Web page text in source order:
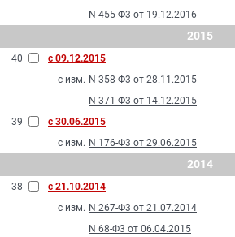
N 455-Ф3 от 19.12.2016
2015
40
с 09.12.2015
с изм. N 358-Ф3 от 28.11.2015
N 371-Ф3 от 14.12.2015
39
с 30.06.2015
с изм. N 176-Ф3 от 29.06.2015
2014
38
с 21.10.2014
с изм. N 267-Ф3 от 21.07.2014
N 68-Ф3 от 06.04.2015